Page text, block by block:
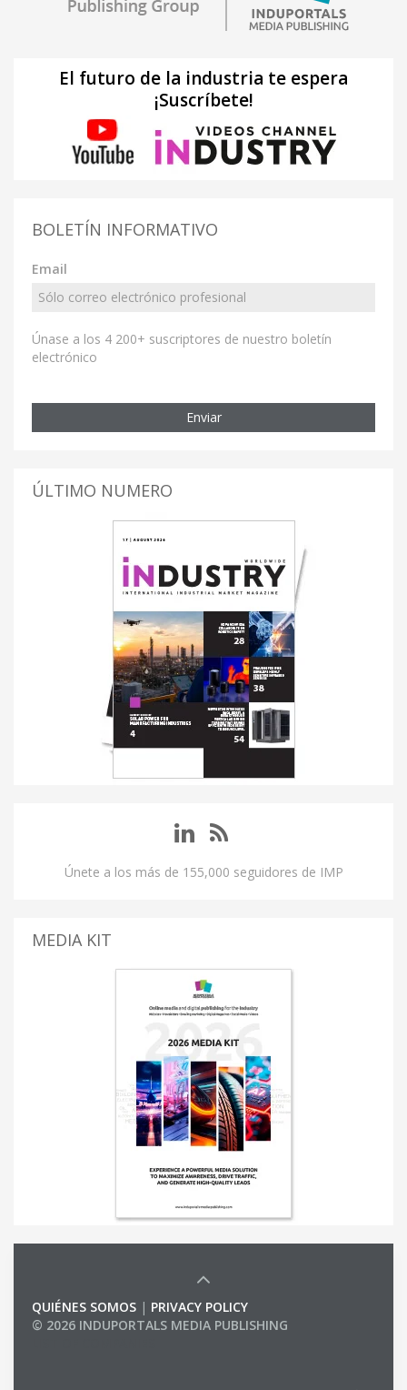
El futuro de la industria te espera
¡Suscríbete!
BOLETÍN INFORMATIVO
Email
Únase a los 4 200+ suscriptores de nuestro boletín
electrónico
Enviar
ÚLTIMO NUMERO
Únete a los más de 155,000 seguidores de IMP
MEDIA KIT
QUIÉNES SOMOS | PRIVACY POLICY
© 2026 INDUPORTALS MEDIA PUBLISHING